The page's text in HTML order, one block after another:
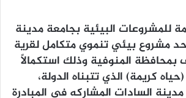
للمشروعات البيئية بجامعة مدينة
مشروع بيئي تنموي متكامل لقرية
المنوفية وذلك استكمالاً
كريمة) الذي تتبناه الدولة،
السادات المشاركه في المبادرة